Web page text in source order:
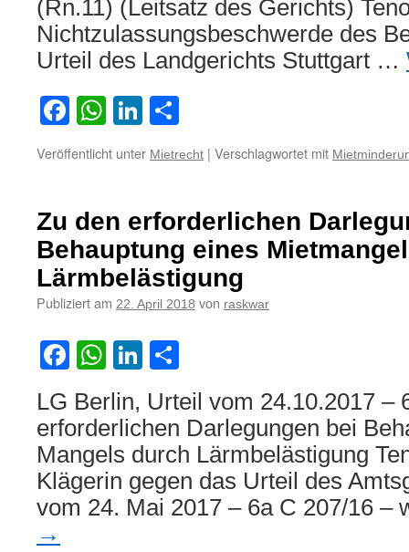
(Rn.11) (Leitsatz des Gerichts)
Nichtzulassungsbeschwerde des
Urteil des Landgerichts Stuttgart …
Facebook
WhatsApp
LinkedIn
Veröffentlicht unter Mietrecht | Verschlagwortet mit
Zu den erforderlichen
Behauptung eines
Lärmbelästigung
Publiziert am 22. April 2018 von raskwar
Facebook
WhatsApp
LinkedIn
LG Berlin, Urteil vom 24.10.2017 –
erforderlichen Darlegungen bei
Mangels durch Lärmbelästigung
Klägerin gegen das Urteil des
vom 24. Mai 2017 – 6a C 207/16
→